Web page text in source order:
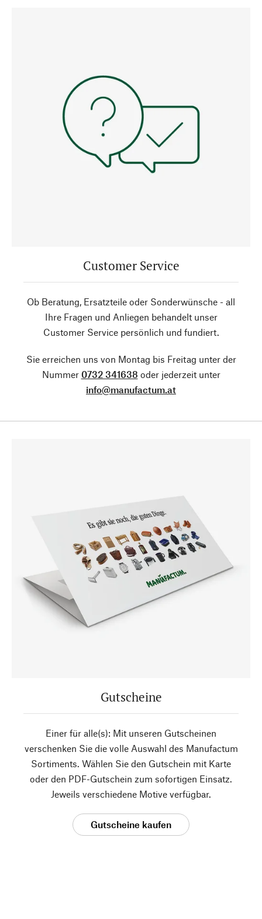
Customer Service
Ob Beratung, Ersatzteile oder Sonderwünsche - all
Ihre Fragen und Anliegen behandelt unser
Customer Service persönlich und fundiert.
Sie erreichen uns von Montag bis Freitag unter der
Nummer 0732 341638 oder jederzeit unter
info@manufactum.at
Gutscheine
Einer für alle(s): Mit unseren Gutscheinen
verschenken Sie die volle Auswahl des Manufactum
Sortiments. Wählen Sie den Gutschein mit Karte
oder den PDF-Gutschein zum sofortigen Einsatz.
Jeweils verschiedene Motive verfügbar.
Gutscheine kaufen